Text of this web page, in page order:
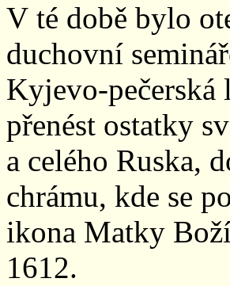
V té době bylo
duchovní
Kyjevo-pečerská
přenést ostatky
a celého Ruska,
chrámu, kde se
ikona Matky
1612.